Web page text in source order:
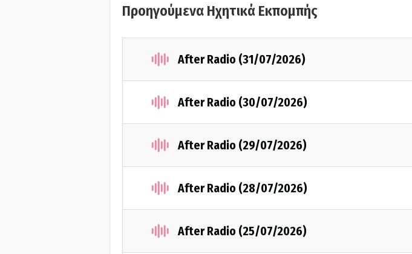
Προηγούμενα Ηχητικά Εκπομπής
After Radio (31/07/2026)
After Radio (30/07/2026)
After Radio (29/07/2026)
After Radio (28/07/2026)
After Radio (25/07/2026)